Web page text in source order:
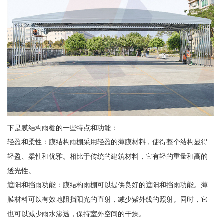
下是膜结构雨棚的一些特点和功能：
轻盈和柔性：膜结构雨棚采用轻盈的薄膜材料，使得整个结构显得
轻盈、柔性和优雅。相比于传统的建筑材料，它有轻的重量和高的
透光性。
遮阳和挡雨功能：膜结构雨棚可以提供良好的遮阳和挡雨功能。薄
膜材料可以有效地阻挡阳光的直射，减少紫外线的照射。同时，它
也可以减少雨水渗透，保持室外空间的干燥。